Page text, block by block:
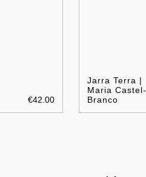
€42.00
Jarra Terra |
Maria Castel-
Branco